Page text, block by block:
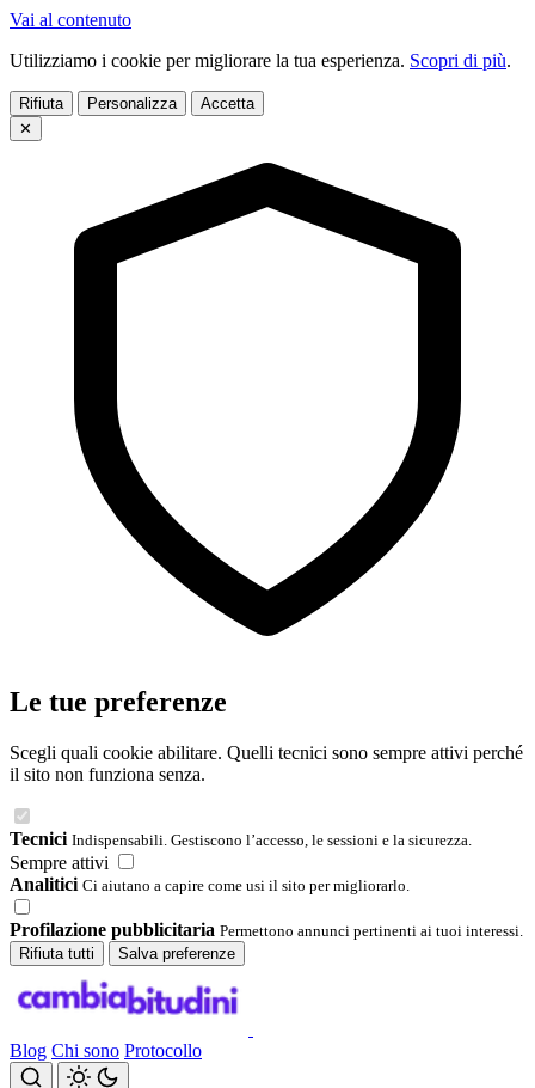
Vai al contenuto
Utilizziamo i cookie per migliorare la tua esperienza. Scopri di più.
Rifiuta Personalizza
Accetta
✕
Le tue preferenze
Scegli quali cookie abilitare. Quelli tecnici sono sempre attivi perché
il sito non funziona senza.
Tecnici Indispensabili. Gestiscono l’accesso, le sessioni e la sicurezza.
Sempre attivi
Analitici Ci aiutano a capire come usi il sito per migliorarlo.
Profilazione pubblicitaria Permettono annunci pertinenti ai tuoi interessi.
Rifiuta tutti
Salva preferenze
Blog Chi sono Protocollo